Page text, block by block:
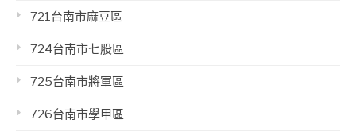
721台南市麻豆區
724台南市七股區
725台南市將軍區
726台南市學甲區